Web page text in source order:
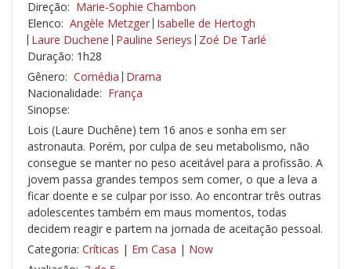
Direção: Marie-Sophie Chambon
Elenco: Angèle Metzger Isabelle de Hertogh
Laure Duchene Pauline Serieys Zoé De Tarlé
Duração: 1h28
Gênero: Comédia Drama
Nacionalidade: França
Sinopse:
Lois (Laure Duchêne) tem 16 anos e sonha em ser
astronauta. Porém, por culpa de seu metabolismo, não
consegue se manter no peso aceitável para a profissão. A
jovem passa grandes tempos sem comer, o que a leva a
ficar doente e se culpar por isso. Ao encontrar três outras
adolescentes também em maus momentos, todas
decidem reagir e partem na jornada de aceitação pessoal.
Categoria: Críticas | Em Casa | Now